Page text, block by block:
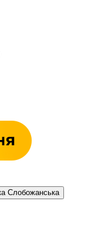
Слобожанська